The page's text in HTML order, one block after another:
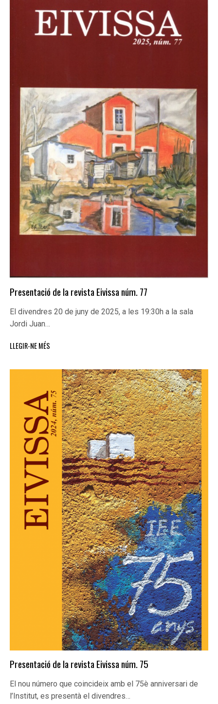
Presentació de la revista Eivissa núm. 77
El divendres 20 de juny de 2025, a les 19:30h a la sala
Jordi Juan…
LLEGIR-NE MÉS
Presentació de la revista Eivissa núm. 75
El nou número que coincideix amb el 75è anniversari de
l’Institut, es presentà el divendres…